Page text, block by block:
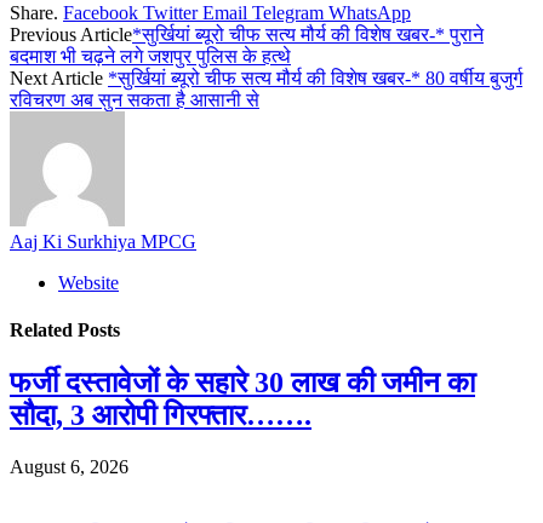
Share. Facebook Twitter Email Telegram WhatsApp
Previous Article*सुर्खियां ब्यूरो चीफ सत्य मौर्य की विशेष खबर-* पुराने
बदमाश भी चढ़ने लगे जशपुर पुलिस के हत्थे
Next Article *सुर्खियां ब्यूरो चीफ सत्य मौर्य की विशेष खबर-* 80 वर्षीय बुजुर्ग
रविचरण अब सुन सकता है आसानी से
Aaj Ki Surkhiya MPCG
Website
Related Posts
फर्जी दस्तावेजों के सहारे 30 लाख की जमीन का
सौदा, 3 आरोपी गिरफ्तार…….
August 6, 2026